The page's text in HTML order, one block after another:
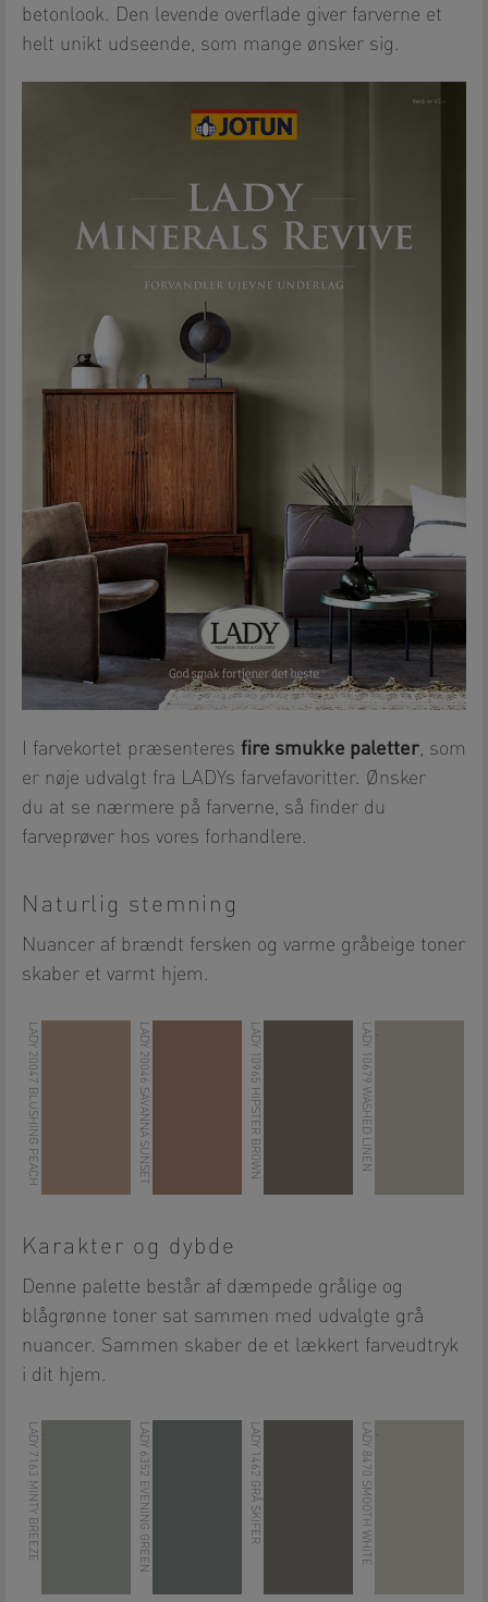
betonlook. Den levende overflade giver farverne et
helt unikt udseende, som mange ønsker sig.
I farvekortet præsenteres fire smukke paletter, som
er nøje udvalgt fra LADYs farvefavoritter. Ønsker
du at se nærmere på farverne, så finder du
farveprøver hos vores forhandlere.
Naturlig stemning
Nuancer af brændt fersken og varme gråbeige toner
skaber et varmt hjem.
LADY 20047 BLUSHING PEACH LADY 20046 SAVANNA SUNSET LADY 10965 HIPSTER BROWN LADY 10679 WASHED LINEN .
Karakter og dybde
Denne palette består af dæmpede grålige og
blågrønne toner sat sammen med udvalgte grå
nuancer. Sammen skaber de et lækkert farveudtryk
i dit hjem.
LADY 7163 MINTY BREEZE LADY 6352 EVENING GREEN LADY 1462 GRÅ SKIFER LADY 8470 SMOOTH WHITE .